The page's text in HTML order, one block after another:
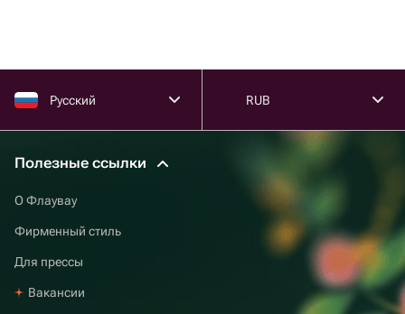
Русский RUB
Полезные ссылки
О Флаувау
Фирменный стиль
Для прессы
Вакансии